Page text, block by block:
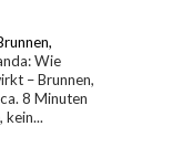
Wie
– Brunnen,
8 Minuten
kein...